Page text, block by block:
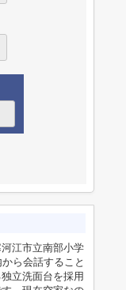
江市立南部小学
ら会話すること
立洗面台を採用